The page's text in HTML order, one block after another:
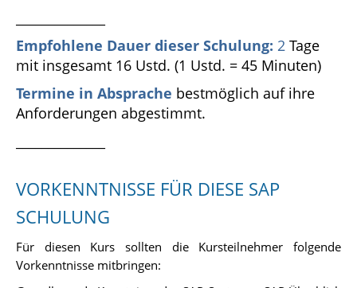
Empfohlene Dauer dieser Schulung: 2 Tage
mit insgesamt 16 Ustd. (1 Ustd. = 45 Minuten)
Termine in Absprache bestmöglich auf ihre
Anforderungen abgestimmt.
VORKENNTNISSE FÜR DIESE SAP
SCHULUNG
Für diesen Kurs sollten die Kursteilnehmer folgende
Vorkenntnisse mitbringen: